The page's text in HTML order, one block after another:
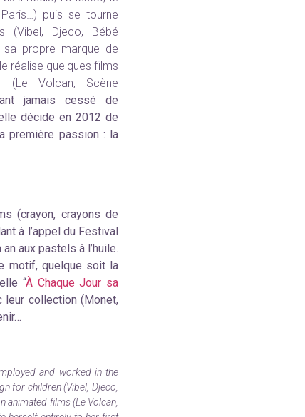
puis se tourne
(Vibel, Djeco, Bébé
propre marque de
réalise quelques films
(Le Volcan, Scène
jamais cessé de
décide en 2012 de
première passion : la
(crayon, crayons de
à l’appel du Festival
aux pastels à l’huile.
motif, quelque soit la
“À Chaque Jour sa
leur collection (Monet,
and worked in the
for children (Vibel, Djeco,
animated films (Le Volcan,